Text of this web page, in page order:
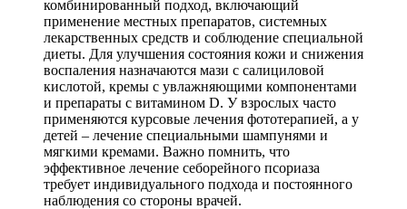
комбинированный подход, включающий
применение местных препаратов, системных
лекарственных средств и соблюдение специальной
диеты. Для улучшения состояния кожи и снижения
воспаления назначаются мази с салициловой
кислотой, кремы с увлажняющими компонентами
и препараты с витамином D. У взрослых часто
применяются курсовые лечения фототерапией, а у
детей – лечение специальными шампунями и
мягкими кремами. Важно помнить, что
эффективное лечение себорейного псориаза
требует индивидуального подхода и постоянного
наблюдения со стороны врачей.